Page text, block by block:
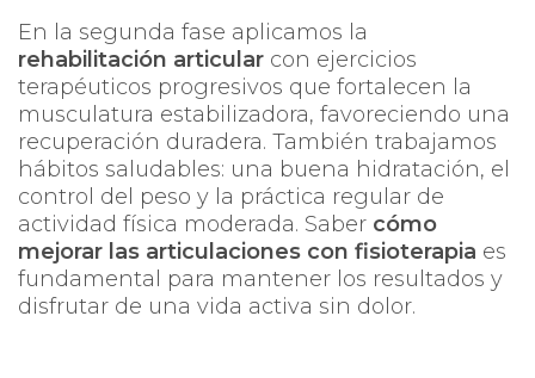
En la segunda fase aplicamos la
rehabilitación articular con ejercicios
terapéuticos progresivos que fortalecen la
musculatura estabilizadora, favoreciendo una
recuperación duradera. También trabajamos
hábitos saludables: una buena hidratación, el
control del peso y la práctica regular de
actividad física moderada. Saber cómo
mejorar las articulaciones con fisioterapia es
fundamental para mantener los resultados y
disfrutar de una vida activa sin dolor.